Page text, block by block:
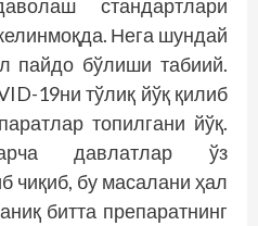
стандартлари
Нега шундай
пайдо бўлиши табиий.
19ни тўлиқ йўқ қилиб
топилгани йўқ.
давлатлар ўз
чиқиб, бу масалани ҳал
битта препаратнинг